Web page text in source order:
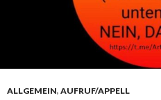
ALLGEMEIN, AUFRUF/APPELL